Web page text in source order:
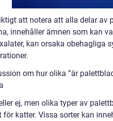
att notera att alla delar av
innehåller ämnen som kan
kan orsaka obehagliga
om hur olika ”är
ej, men olika typer av
katter. Vissa sorter kan